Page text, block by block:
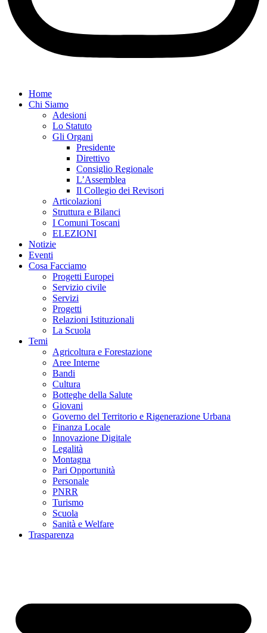
Home
Chi Siamo
Adesioni
Lo Statuto
Gli Organi
Presidente
Direttivo
Consiglio Regionale
L’Assemblea
Il Collegio dei Revisori
Articolazioni
Struttura e Bilanci
I Comuni Toscani
ELEZIONI
Notizie
Eventi
Cosa Facciamo
Progetti Europei
Servizio civile
Servizi
Progetti
Relazioni Istituzionali
La Scuola
Temi
Agricoltura e Forestazione
Aree Interne
Bandi
Cultura
Botteghe della Salute
Giovani
Governo del Territorio e Rigenerazione Urbana
Finanza Locale
Innovazione Digitale
Legalità
Montagna
Pari Opportunità
Personale
PNRR
Turismo
Scuola
Sanità e Welfare
Trasparenza